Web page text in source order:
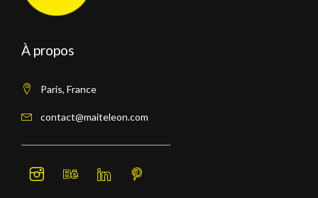
À propos
Paris, France
contact@maiteleon.com